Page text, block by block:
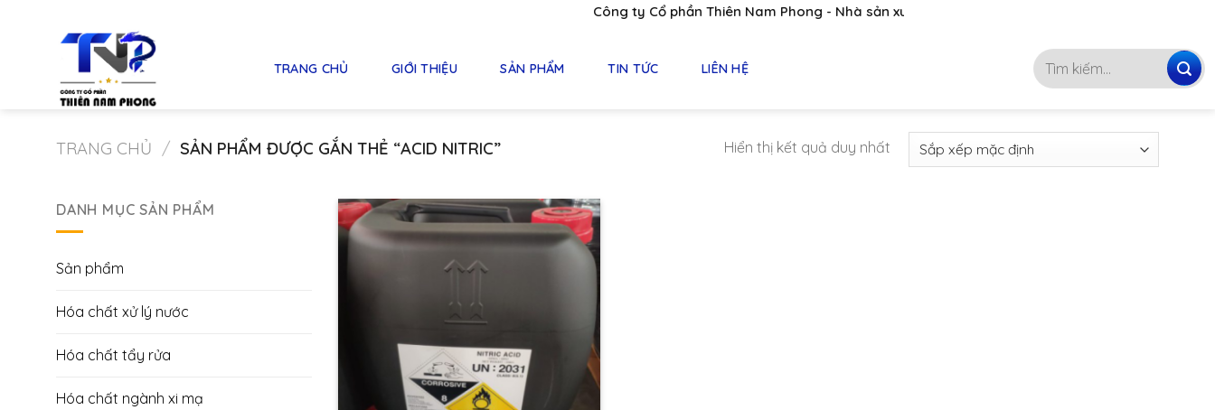
Công ty Cổ phần Thiên Nam Phong - Nhà sản xuất, phân phối hóa chất hàng đầu Việt Nam
TRANG CHỦ GIỚI THIỆU SẢN PHẨM TIN TỨC LIÊN HỆ
Tìm
kiếm:
TRANG CHỦ / SẢN PHẨM ĐƯỢC GẮN THẺ “ACID NITRIC” Hiển thị kết quả duy nhất
DANH MỤC SẢN PHẨM
Sản phẩm
Hóa chất xử lý nước
Hóa chất tẩy rửa
Hóa chất ngành xi mạ